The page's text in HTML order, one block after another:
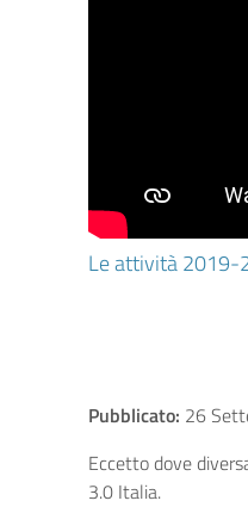
Le attività 2019-
Pubblicato: 26
Eccetto dove
3.0 Italia.